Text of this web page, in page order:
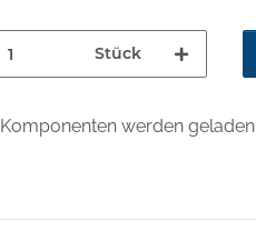
Stück
Komponenten werden geladen